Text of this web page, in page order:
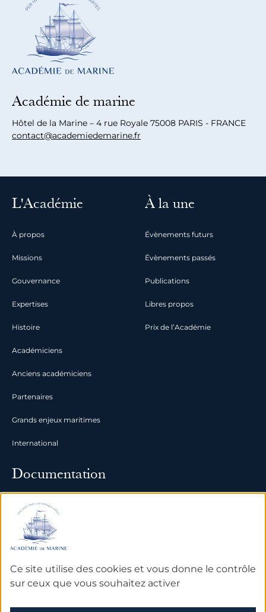
Ce site utilise des cookies et vous donne le contrôle
sur ceux que vous souhaitez activer
Académie de marine
Hôtel de la Marine – 4 rue Royale 75008 PARIS - FRANCE
contact@academiedemarine.fr
L'Académie
À propos
Missions
Gouvernance
Expertises
Histoire
Académiciens
Anciens académiciens
Partenaires
Grands enjeux maritimes
International
À la une
Évènements futurs
Évènements passés
Publications
Libres propos
Prix de l’Académie
Documentation
Archives
Bibliothèque et bases de
données